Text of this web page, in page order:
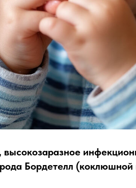
Бордетелл (коклюшной